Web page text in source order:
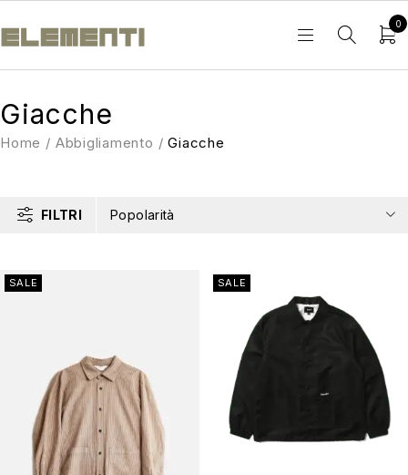
0
Giacche
Home / Abbigliamento / Giacche
FILTRI Popolarità
SALE SALE